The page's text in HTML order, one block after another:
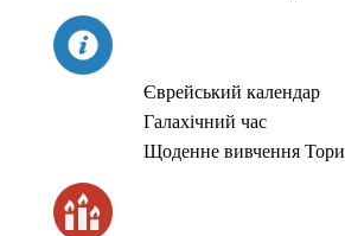
Єврейський календар
Галахічний час
Щоденне вивчення Тори